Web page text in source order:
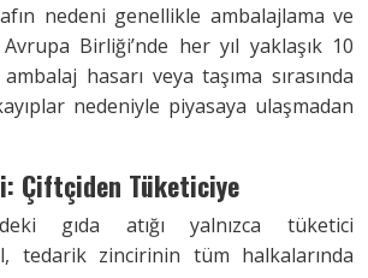
nedeni genellikle ambalajlama ve
Birliği’nde her yıl yaklaşık 10
hasarı veya taşıma sırasında
nedeniyle piyasaya ulaşmadan
Çiftçiden Tüketiciye
gıda atığı yalnızca tüketici
tedarik zincirinin tüm halkalarında